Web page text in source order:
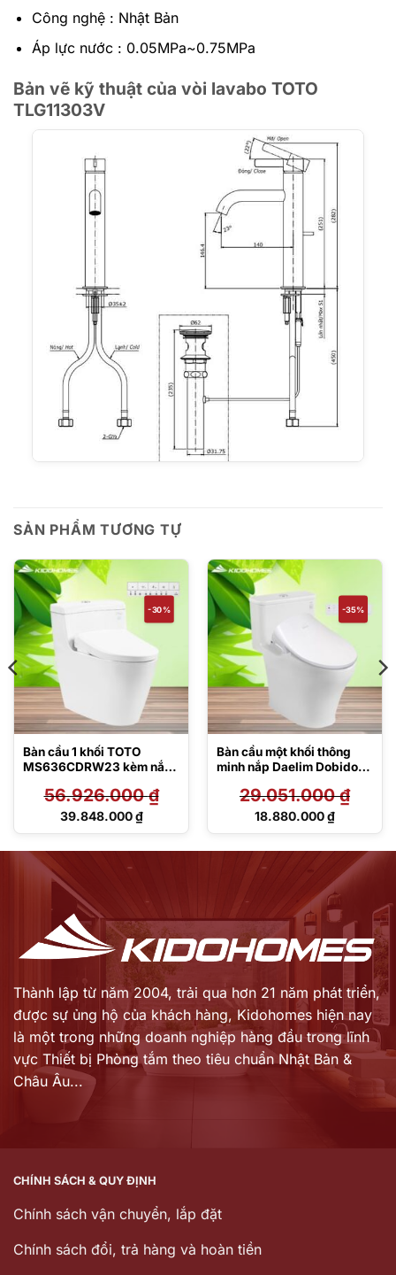
Công nghệ : Nhật Bản
Áp lực nước : 0.05MPa~0.75MPa
Bản vẽ kỹ thuật của vòi lavabo TOTO
TLG11303V
SẢN PHẨM TƯƠNG TỰ
-30%
Bàn cầu 1 khối TOTO
MS636CDRW23 kèm nắp
56.926.000₫
Giá
39.848.000₫
Giá
-35%
Bàn cầu một khối thông
minh nắp Daelim Dobidos
29.051.000₫
Giá
29.051.000 ₫.
18.880.000₫
Giá
18.880.000 ₫.
Thành lập từ năm 2004, trải qua hơn 21 năm phát triển,
được sự ủng hộ của khách hàng, Kidohomes hiện nay
là một trong những doanh nghiệp hàng đầu trong lĩnh
vực Thiết bị Phòng tắm theo tiêu chuẩn Nhật Bản &
Châu Âu...
CHÍNH SÁCH & QUY ĐỊNH
Chính sách vận chuyển, lắp đặt
Chính sách đổi, trả hàng và hoàn tiền